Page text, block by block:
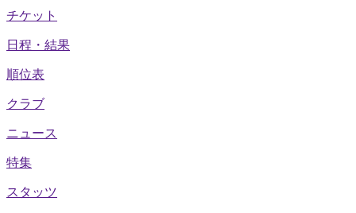
チケット
日程・結果
順位表
クラブ
ニュース
特集
スタッツ